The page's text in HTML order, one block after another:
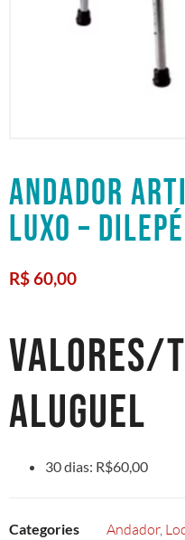
ANDADOR
LUXO – DILEPÉ
R$60,00
VALORES/
ALUGUEL
30 dias: R$60,00
Categories Andador,